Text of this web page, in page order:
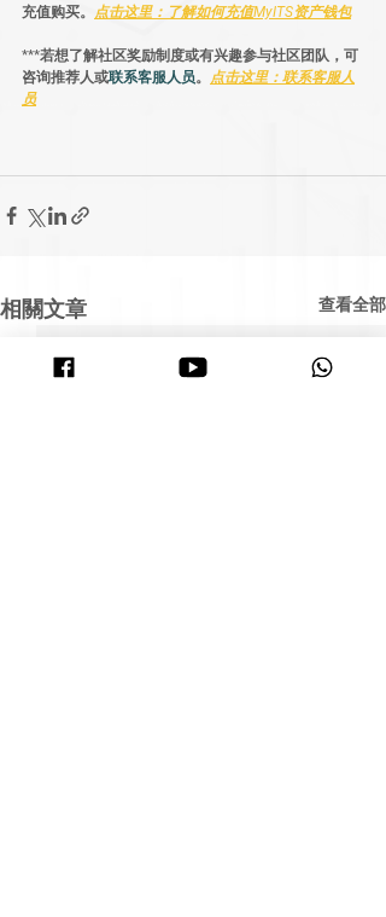
充值购买。
点击这里：了解如何充值MyITS资产钱包
***若想了解社区奖励制度或有兴趣参与社区团队，可
咨询推荐人或联系客服人员。
点击这里：联系客服人
员
相關文章 查看全部